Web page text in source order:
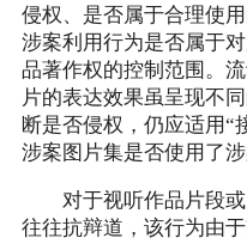
侵权、是否属于合理使
涉案利用行为是否属于
品著作权的控制范围。
片的表达效果虽呈现不
断是否侵权，仍应适用“
涉案图片集是否使用了
对于视听作品片段或
往往抗辩道，该行为由